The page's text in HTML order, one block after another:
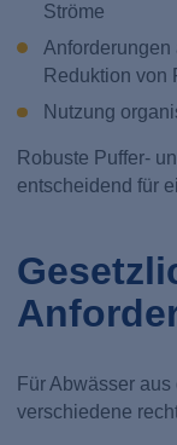
Ströme
Anforderungen
Reduktion von
Nutzung
Robuste Puffer-
entscheidend für
Für Abwässer
verschiedene